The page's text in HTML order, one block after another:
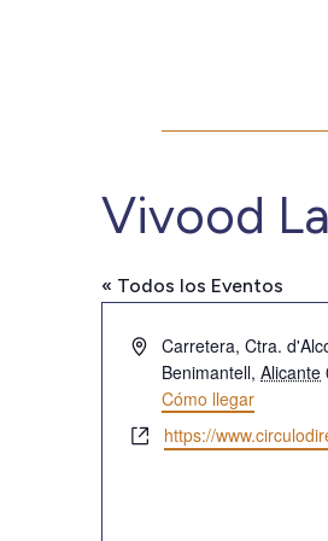
Vivood
« Todos los Eventos
Dirección
Carretera, Ctra.
Benimantell, Alicante
Cómo llegar
Websitehttps://